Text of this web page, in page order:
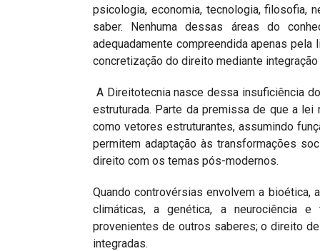
psicologia, economia, tecnologia, filosofia,
saber. Nenhuma dessas áreas do
adequadamente compreendida apenas
concretização do direito mediante
A Direitotecnia nasce dessa insuficiência
estruturada. Parte da premissa de que a
como vetores estruturantes, assumindo
permitem adaptação às transformações
direito com os temas pós-modernos.
Quando controvérsias envolvem a bioética,
climáticas, a genética, a neurociência
provenientes de outros saberes; o direito
integradas.